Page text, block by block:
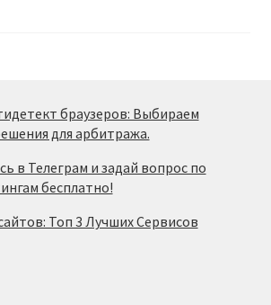
браузеров: Выбираем
для арбитража.
в Телеграм и задай вопрос по
бесплатно!
Топ 3 Лучших Сервисов